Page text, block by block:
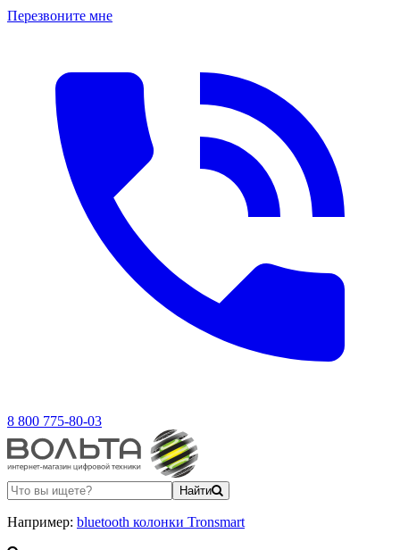
Перезвоните мне
8 800 775-80-03
Найти
Например: bluetooth колонки Tronsmart